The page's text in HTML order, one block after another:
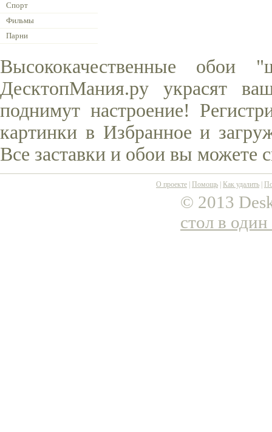
Спорт
Фильмы
Парни
Высококачественные
ДесктопМания.ру украсят
поднимут настроение!
картинки в Избранное и
Все заставки и обои вы можете
О проекте Помощь Как удалить
© 2013
стол в